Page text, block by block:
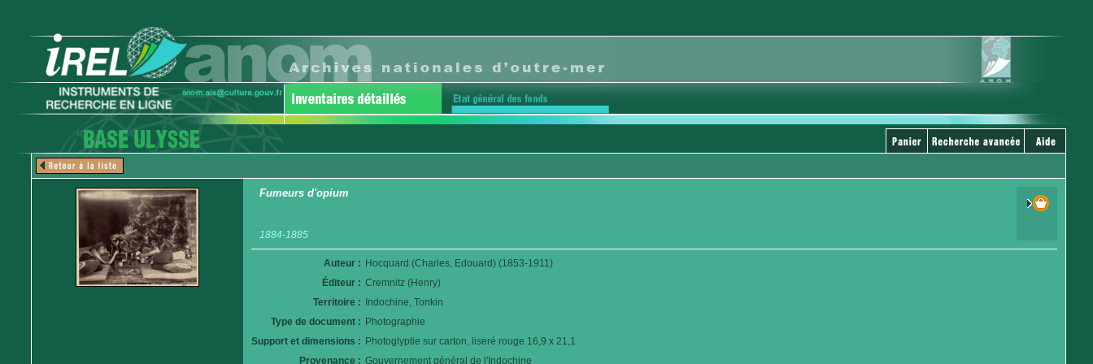
Fumeurs d'opium
1884-1885
Auteur : Hocquard (Charles, Edouard) (1853-1911)
Éditeur : Cremnitz (Henry)
Territoire :
Indochine, Tonkin
Type de document : Photographie
Support et dimensions : Photoglyptie sur carton, liseré rouge 16,9 x 21,1
Provenance : Gouvernement général de l'Indochine